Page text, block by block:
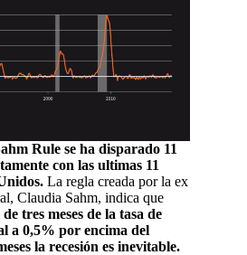
Rule se ha disparado 11
con las ultimas 11
La regla creada por la ex
Claudia Sahm, indica que
tres meses de la tasa de
a 0,5% por encima del
la recesión es inevitable.